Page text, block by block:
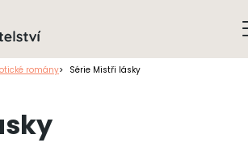
romány Série Mistři lásky